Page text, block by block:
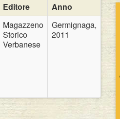
Editore
Anno
Magazzeno
Storico
Verbanese
Germignaga,
2011